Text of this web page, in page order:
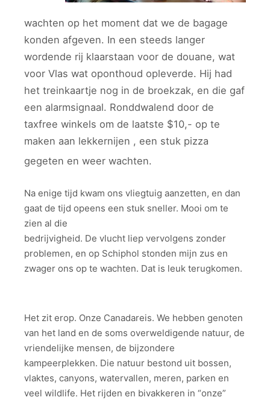
wachten op het moment dat we de bagage
konden afgeven. In een steeds langer
wordende rij klaarstaan voor de douane, wat
voor Vlas wat oponthoud opleverde. Hij had
het treinkaartje nog in de broekzak, en die gaf
een alarmsignaal. Ronddwalend door de
taxfree winkels om de laatste $10,- op te
maken aan lekkernijen , een stuk pizza
gegeten en weer wachten.
Na enige tijd kwam ons vliegtuig aanzetten, en dan
gaat de tijd opeens een stuk sneller. Mooi om te
zien al die
bedrijvigheid. De vlucht liep vervolgens zonder
problemen, en op Schiphol stonden mijn zus en
zwager ons op te wachten. Dat is leuk terugkomen.
Het zit erop. Onze Canadareis. We hebben genoten
van het land en de soms overweldigende natuur, de
vriendelijke mensen, de bijzondere
kampeerplekken. Die natuur bestond uit bossen,
vlaktes, canyons, watervallen, meren, parken en
veel wildlife. Het rijden en bivakkeren in “onze”